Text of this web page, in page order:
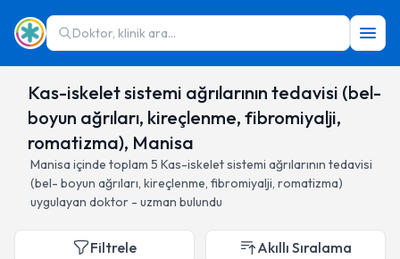
Doktor, klinik ara...
Kas-iskelet sistemi ağrılarının tedavisi (bel-
boyun ağrıları, kireçlenme, fibromiyalji,
romatizma), Manisa
Manisa içinde toplam 5 Kas-iskelet sistemi ağrılarının tedavisi
(bel- boyun ağrıları, kireçlenme, fibromiyalji, romatizma)
uygulayan doktor - uzman bulundu
Filtrele Akıllı Sıralama